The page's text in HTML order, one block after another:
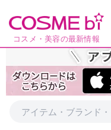
コスメ・美容の最新情報